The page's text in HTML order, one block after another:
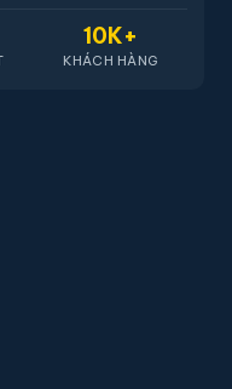
điện tử chính hãng
10K+
KHÁCH HÀNG